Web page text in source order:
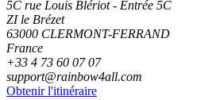
5C rue Louis Blériot - Entrée 5C
ZI le Brézet
63000 CLERMONT-FERRAND
France
+33 4 73 60 07 07
support@rainbow4all.com
Obtenir l'itinéraire